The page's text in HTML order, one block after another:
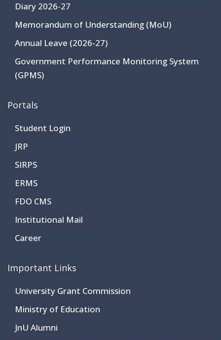
Diary 2026-27
Memorandum of Understanding (MoU)
Annual Leave (2026-27)
Government Performance Monitoring System
(GPMS)
Portals
Student Login
JRP
SIRPS
ERMS
FDO CMS
Institutional Mail
Career
Important Links
University Grant Commission
Ministry of Education
JnU Alumni